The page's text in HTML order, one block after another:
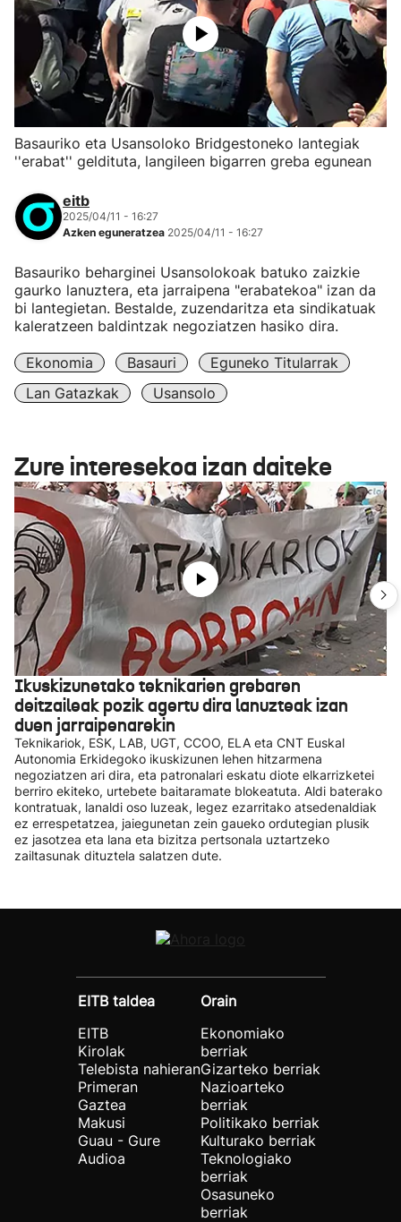
Basauriko eta Usansoloko Bridgestoneko lantegiak
''erabat'' geldituta, langileen bigarren greba egunean
eitb
2025/04/11 - 16:27
Azken eguneratzea 2025/04/11 - 16:27
Basauriko beharginei Usansolokoak batuko zaizkie
gaurko lanuztera, eta jarraipena "erabatekoa" izan da
bi lantegietan. Bestalde, zuzendaritza eta sindikatuak
kaleratzeen baldintzak negoziatzen hasiko dira.
Ekonomia Basauri
Eguneko Titularrak
Lan Gatazkak
Usansolo
Zure interesekoa izan daiteke
Ikuskizunetako teknikarien grebaren
deitzaileak pozik agertu dira lanuzteak izan
duen jarraipenarekin
Teknikariok, ESK, LAB, UGT, CCOO, ELA eta CNT Euskal
Autonomia Erkidegoko ikuskizunen lehen hitzarmena
negoziatzen ari dira, eta patronalari eskatu diote elkarrizketei
berriro ekiteko, urtebete baitaramate blokeatuta. Aldi baterako
kontratuak, lanaldi oso luzeak, legez ezarritako atsedenaldiak
ez errespetatzea, jaiegunetan zein gaueko ordutegian plusik
ez jasotzea eta lana eta bizitza pertsonala uztartzeko
zailtasunak dituztela salatzen dute.
EITB taldea
EITB
Kirolak
Telebista nahieran
Primeran
Gaztea
Makusi
Guau - Gure
Audioa
Orain
Ekonomiako
berriak
Gizarteko berriak
Nazioarteko
berriak
Politikako berriak
Kulturako berriak
Teknologiako
berriak
Osasuneko
berriak